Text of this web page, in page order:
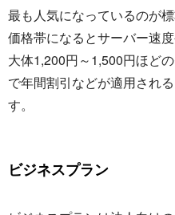
最も人気になっているのが
価格帯になるとサーバー速
大体1,200円～1,500円ほど
で年間割引などが適用され
す。
ビジネスプラン